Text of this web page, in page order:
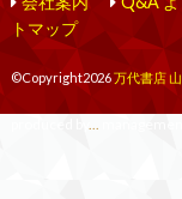
トマップ
©Copyright2026万代書店
...